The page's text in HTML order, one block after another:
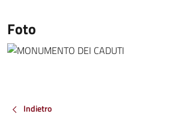
Foto
Indietro